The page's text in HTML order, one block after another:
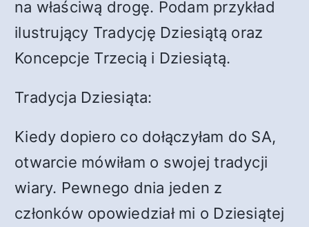
na właściwą drogę. Podam przykład
ilustrujący Tradycję Dziesiątą oraz
Koncepcje Trzecią i Dziesiątą.
Tradycja Dziesiąta:
Kiedy dopiero co dołączyłam do SA,
otwarcie mówiłam o swojej tradycji
wiary. Pewnego dnia jeden z
członków opowiedział mi o Dziesiątej